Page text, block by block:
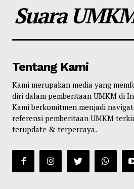
Suara
Tentang Kami
Kami merupakan media yang
diri dalam pemberitaan UMKM di
Kami berkomitmen menjadi
referensi pemberitaan UMKM
terupdate & terpercaya.